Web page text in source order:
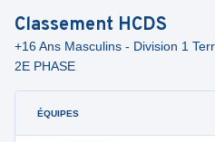
Classement HCDS
+16 Ans Masculins - Division 1
2E PHASE
ÉQUIPES